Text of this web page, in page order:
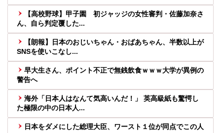
【高校野球】甲子園 初ジャッジの女性審判・佐藤加奈さ
ん、自ら判定覆した...
【朗報】日本のおじいちゃん・おばあちゃん、半数以上が
SNSを使いこなし...
早大生さん、ポイント不正で無銭飲食ｗｗｗ大学が異例の
警告へ
海外「日本人はなんて気高いんだ！」 英高級紙も驚愕し
た極限の中の日本人...
日本をダメにした総理大臣、ワースト１位が同点でこの人